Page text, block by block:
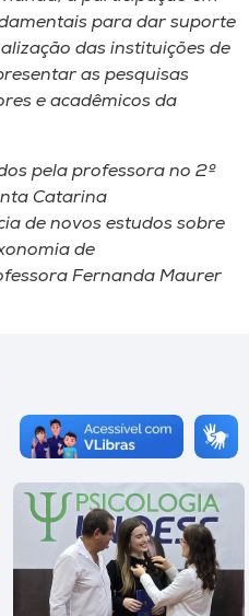
para dar suporte
das instituições de
as pesquisas
e acadêmicos da
pela professora no 2º
Catarina
de novos estudos sobre
de
Fernanda Maurer